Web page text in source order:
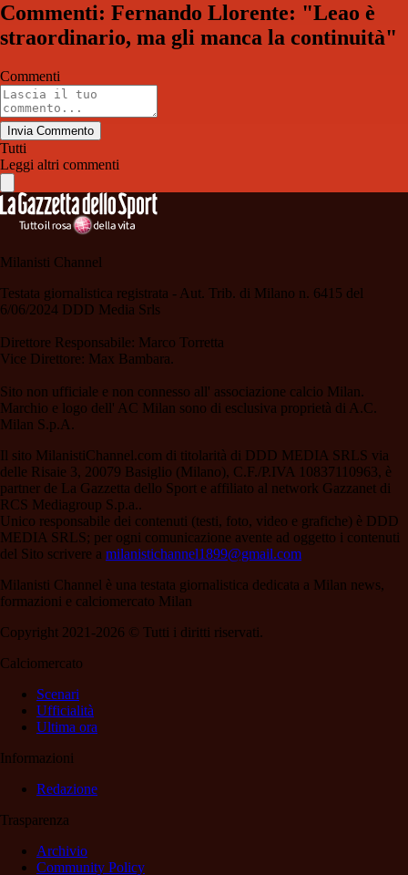
Commenti: Fernando Llorente: "Leao è
straordinario, ma gli manca la continuità"
Commenti
Invia Commento
Tutti
Leggi altri commenti
Milanisti Channel
Testata giornalistica registrata - Aut. Trib. di Milano n. 6415 del
6/06/2024 DDD Media Srls
Direttore Responsabile: Marco Torretta
Vice Direttore: Max Bambara.
Sito non ufficiale e non connesso all' associazione calcio Milan.
Marchio e logo dell' AC Milan sono di esclusiva proprietà di A.C.
Milan S.p.A.
Il sito MilanistiChannel.com di titolarità di DDD MEDIA SRLS via
delle Risaie 3, 20079 Basiglio (Milano), C.F./P.IVA 10837110963, è
partner de La Gazzetta dello Sport e affiliato al network Gazzanet di
RCS Mediagroup S.p.a..
Unico responsabile dei contenuti (testi, foto, video e grafiche) è DDD
MEDIA SRLS; per ogni comunicazione avente ad oggetto i contenuti
del Sito scrivere a milanistichannel1899@gmail.com
Milanisti Channel è una testata giornalistica dedicata a Milan news,
formazioni e calciomercato Milan
Copyright 2021-2026 © Tutti i diritti riservati.
Calciomercato
Scenari
Ufficialità
Ultima ora
Informazioni
Redazione
Trasparenza
Archivio
Community Policy